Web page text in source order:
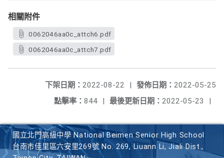
相關附件
0062046aa0c_attch6.pdf
0062046aa0c_attch7.pdf
發佈日期： 2022-05-25
下架日期： 2022-08-22
|
最後更新日期： 2022-05-23 |
點擊率： 844 |
國立北門高級中學 National Beimen Senior High School
台南市佳里區六安里269號 No. 269, Liuann Li, Jiali Dist.,